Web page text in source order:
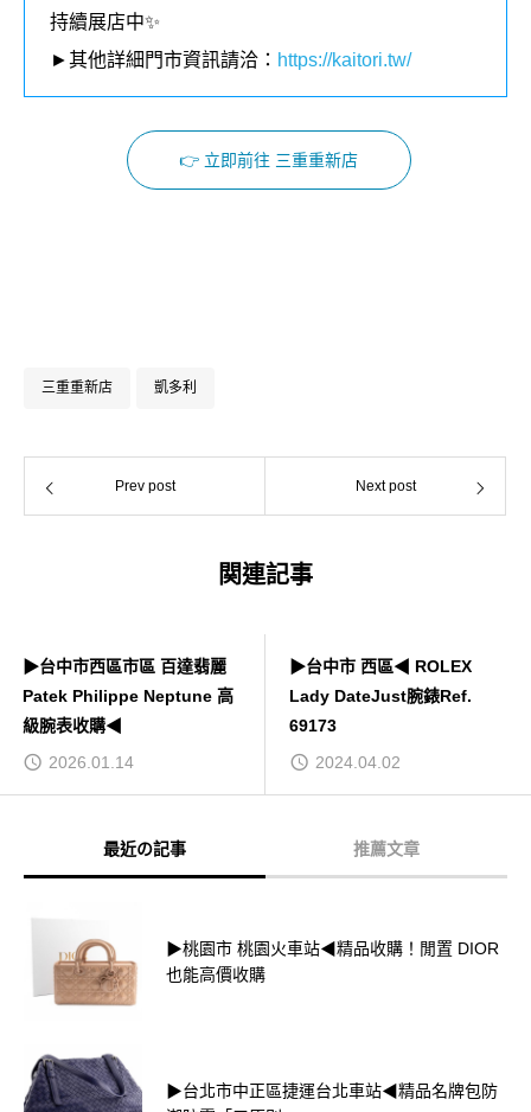
持續展店中✨
►其他詳細門市資訊請洽： https://kaitori.tw/
👉 立即前往 三重重新店
三重重新店 凱多利
Prev post Next post
関連記事
▶台中市西區市區 百達翡麗
Patek Philippe Neptune 高
級腕表收購◀
2026.01.14
▶台中市 西區◀ ROLEX
Lady DateJust腕錶Ref.
69173
2024.04.02
最近の記事 推薦文章
▶桃園市 桃園火車站◀精品收購！閒置 DIOR
也能高價收購
▶台北市中正區捷運台北車站◀精品名牌包防